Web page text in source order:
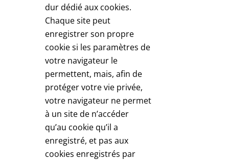
dur dédié aux cookies.
Chaque site peut
enregistrer son propre
cookie si les paramètres de
votre navigateur le
permettent, mais, afin de
protéger votre vie privée,
votre navigateur ne permet
à un site de n’accéder
qu’au cookie qu’il a
enregistré, et pas aux
cookies enregistrés par